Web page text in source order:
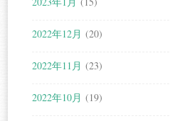
2022年12月 (20)
2022年11月 (23)
2022年10月 (19)